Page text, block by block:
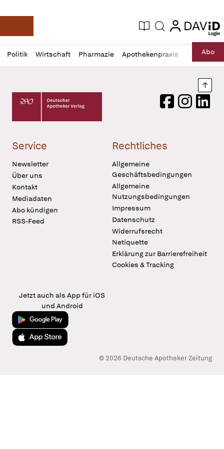
Deutsche Apotheker Zeitung
Aktuelle Ausgabe
Suche login
login
Politik Wirtschaft Pharmazie Apothekenpraxis RechtAbo
Profil
öffnen
Daz
Pur
Deutscher Apotheker Verlag Logo
FacebookInstagram
Service
Newsletter
Über uns
Kontakt
Mediadaten
Abo kündigen
RSS-Feed
Rechtliches
Allgemeine
Geschäftsbedingungen
Allgemeine
Nutzungsbedingungen
Impressum
Datenschutz
Widerrufsrecht
Netiquette
Erklärung zur Barrierefreiheit
Cookies & Tracking
Jetzt auch als App für iOS
und Android
Jetzt bei Google Play
Laden im App Store
© 2026 Deutsche Apotheker Zeitung